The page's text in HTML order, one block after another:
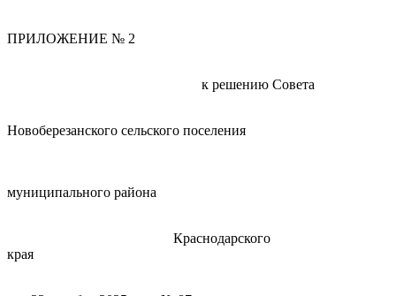
ПРИЛОЖЕНИЕ № 2
к решению Совета
Новоберезанского сельского поселения
муниципального района
Краснодарского
края